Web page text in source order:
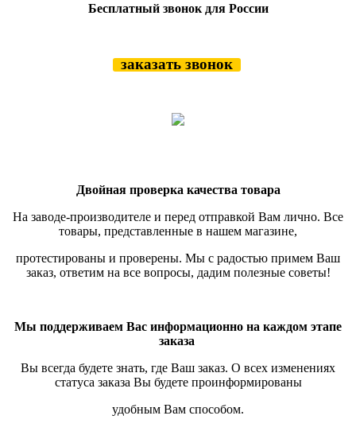
Бесплатный звонок для России
заказать звонок
Двойная проверка качества товара
На заводе-производителе и перед отправкой Вам лично. Все
товары, представленные в нашем магазине,
протестированы и проверены. Мы с радостью примем Ваш
заказ, ответим на все вопросы, дадим полезные советы!
Мы поддерживаем Вас информационно на каждом этапе
заказа
Вы всегда будете знать, где Ваш заказ. О всех изменениях
статуса заказа Вы будете проинформированы
удобным Вам способом.